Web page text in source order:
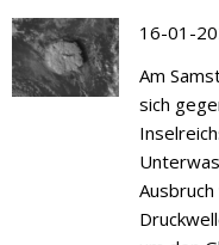
16-01-
Am
sich